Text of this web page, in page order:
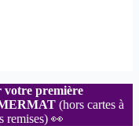
votre première
(hors cartes à
remises) 👀